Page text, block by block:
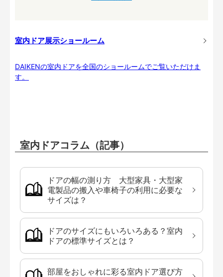
室内ドア展示ショールーム
DAIKENの室内ドアを全国のショールームでご覧いただけま
す。
室内ドアコラム（記事）
ドアの幅の測り方 大型家具・大型家
電製品の搬入や車椅子の利用に必要な
サイズは？
ドアのサイズにもいろいろある？室内
ドアの標準サイズとは？
部屋をおしゃれに彩る室内ドア選び方